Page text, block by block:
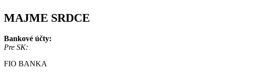
MAJME SRDCE
Bankové účty:
Pre SK:
FIO BANKA